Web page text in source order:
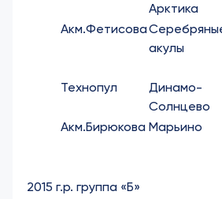
Арктика
Акм.Фетисова
акулы
Технопул
Динамо-
Солнцево
Акм.Бирюкова Марьино
2015 г.р. группа «Б»